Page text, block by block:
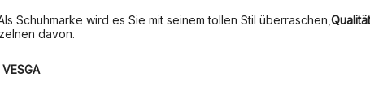
Schuhmarke wird es Sie mit seinem tollen Stil überraschen,
davon.